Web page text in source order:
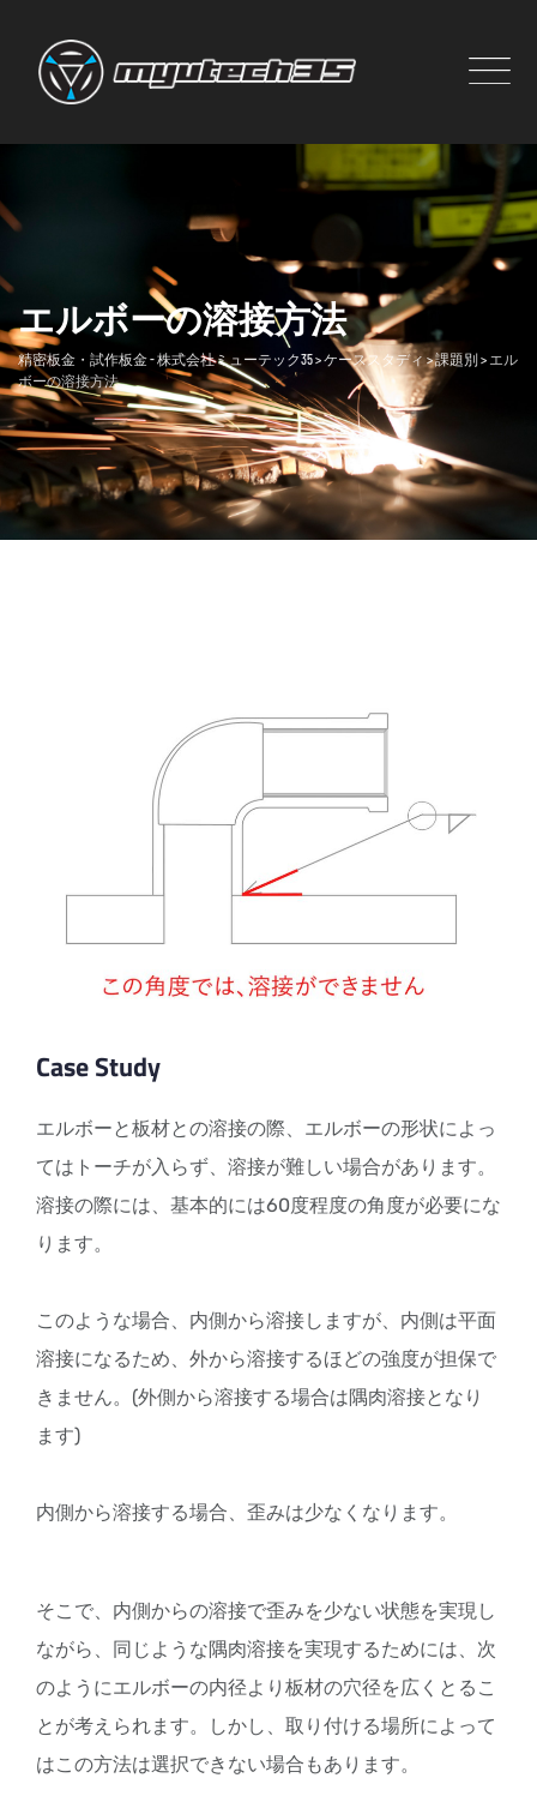
content
エルボーの溶接方法
精密板金・試作板金 - 株式会社ミューテック35>ケーススタディ>課題別> エル
ボーの溶接方法
Case Study
エルボーと板材との溶接の際、エルボーの形状によっ
てはトーチが入らず、溶接が難しい場合があります。
溶接の際には、基本的には60度程度の角度が必要にな
ります。
このような場合、内側から溶接しますが、内側は平面
溶接になるため、外から溶接するほどの強度が担保で
きません。(外側から溶接する場合は隅肉溶接となり
ます)
内側から溶接する場合、歪みは少なくなります。
そこで、内側からの溶接で歪みを少ない状態を実現し
ながら、同じような隅肉溶接を実現するためには、次
のようにエルボーの内径より板材の穴径を広くとるこ
とが考えられます。しかし、取り付ける場所によって
はこの方法は選択できない場合もあります。